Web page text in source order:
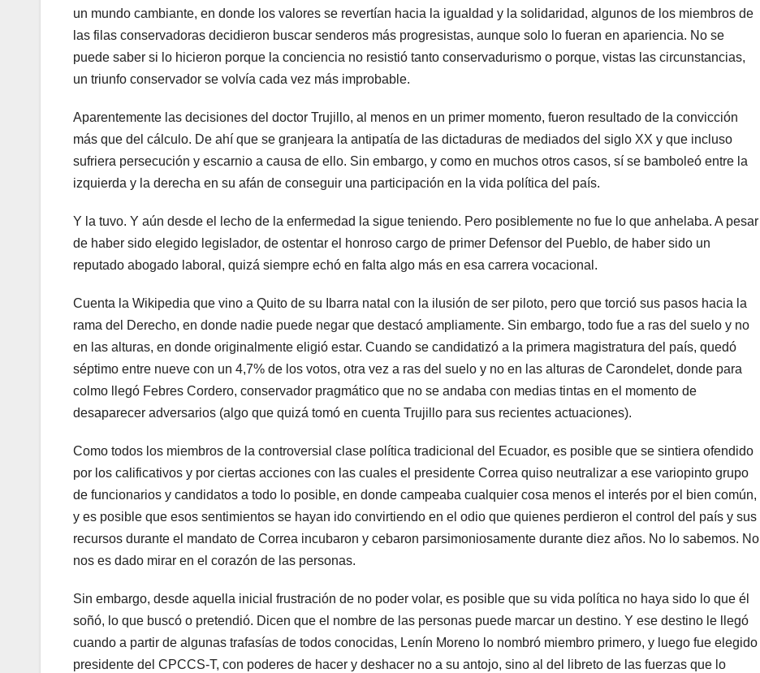
un mundo cambiante, en donde los valores se revertían hacia la igualdad y la solidaridad, algunos de los miembros de
las filas conservadoras decidieron buscar senderos más progresistas, aunque solo lo fueran en apariencia. No se
puede saber si lo hicieron porque la conciencia no resistió tanto conservadurismo o porque, vistas las circunstancias,
un triunfo conservador se volvía cada vez más improbable.
Aparentemente las decisiones del doctor Trujillo, al menos en un primer momento, fueron resultado de la convicción
más que del cálculo. De ahí que se granjeara la antipatía de las dictaduras de mediados del siglo XX y que incluso
sufriera persecución y escarnio a causa de ello. Sin embargo, y como en muchos otros casos, sí se bamboleó entre la
izquierda y la derecha en su afán de conseguir una participación en la vida política del país.
Y la tuvo. Y aún desde el lecho de la enfermedad la sigue teniendo. Pero posiblemente no fue lo que anhelaba. A pesar
de haber sido elegido legislador, de ostentar el honroso cargo de primer Defensor del Pueblo, de haber sido un
reputado abogado laboral, quizá siempre echó en falta algo más en esa carrera vocacional.
Cuenta la Wikipedia que vino a Quito de su Ibarra natal con la ilusión de ser piloto, pero que torció sus pasos hacia la
rama del Derecho, en donde nadie puede negar que destacó ampliamente. Sin embargo, todo fue a ras del suelo y no
en las alturas, en donde originalmente eligió estar. Cuando se candidatizó a la primera magistratura del país, quedó
séptimo entre nueve con un 4,7% de los votos, otra vez a ras del suelo y no en las alturas de Carondelet, donde para
colmo llegó Febres Cordero, conservador pragmático que no se andaba con medias tintas en el momento de
desaparecer adversarios (algo que quizá tomó en cuenta Trujillo para sus recientes actuaciones).
Como todos los miembros de la controversial clase política tradicional del Ecuador, es posible que se sintiera ofendido
por los calificativos y por ciertas acciones con las cuales el presidente Correa quiso neutralizar a ese variopinto grupo
de funcionarios y candidatos a todo lo posible, en donde campeaba cualquier cosa menos el interés por el bien común,
y es posible que esos sentimientos se hayan ido convirtiendo en el odio que quienes perdieron el control del país y sus
recursos durante el mandato de Correa incubaron y cebaron parsimoniosamente durante diez años. No lo sabemos. No
nos es dado mirar en el corazón de las personas.
Sin embargo, desde aquella inicial frustración de no poder volar, es posible que su vida política no haya sido lo que él
soñó, lo que buscó o pretendió. Dicen que el nombre de las personas puede marcar un destino. Y ese destino le llegó
cuando a partir de algunas trafasías de todos conocidas, Lenín Moreno lo nombró miembro primero, y luego fue elegido
presidente del CPCCS-T, con poderes de hacer y deshacer no a su antojo, sino al del libreto de las fuerzas que lo